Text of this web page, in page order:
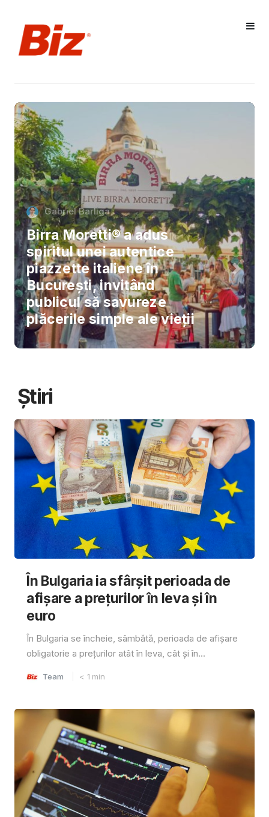
Gabriel Barliga
Birra Moretti® a adus
spiritul unei autentice
piazzette italiene în
București, invitând
publicul să savureze
plăcerile simple ale vieții
Știri
În Bulgaria ia sfârşit perioada de
afișare a prețurilor în ​​leva și în
euro
În Bulgaria se încheie, sâmbătă, perioada de afișare
obligatorie a prețurilor atât în ​​leva, cât și în...
Team < 1 min